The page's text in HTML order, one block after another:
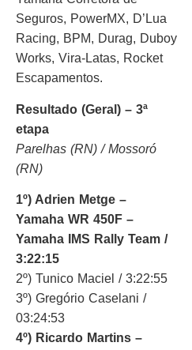
Seguros, PowerMX, D’Lua
Racing, BPM, Durag, Duboy
Works, Vira-Latas, Rocket
Escapamentos.
Resultado (Geral) – 3ª
etapa
Parelhas (RN) / Mossoró
(RN)
1º) Adrien Metge –
Yamaha WR 450F –
Yamaha IMS Rally Team /
3:22:15
2º) Tunico Maciel / 3:22:55
3º) Gregório Caselani /
03:24:53
4º) Ricardo Martins –